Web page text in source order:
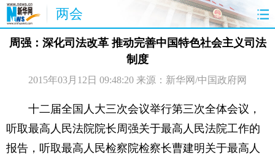
两会
首页 聚焦 最新报道 两会公告
周强：深化司法改革 推动完善中国特色社会主义司法
制度
2015年03月12日 09:48:20 来源：新华网/中国政府网
十二届全国人大三次会议举行第三次全体会议，
听取最高人民法院院长周强关于最高人民法院工作的
报告，听取最高人民检察院检察长曹建明关于最高人